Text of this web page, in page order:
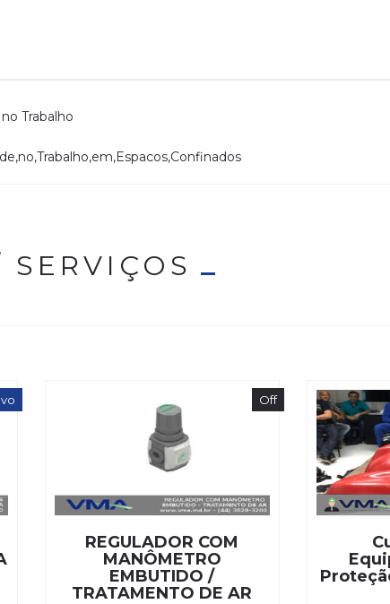
Trabalho
REGULADOR COM
MANÔMETRO
EMBUTIDO /
TRATAMENTO DE AR
Off